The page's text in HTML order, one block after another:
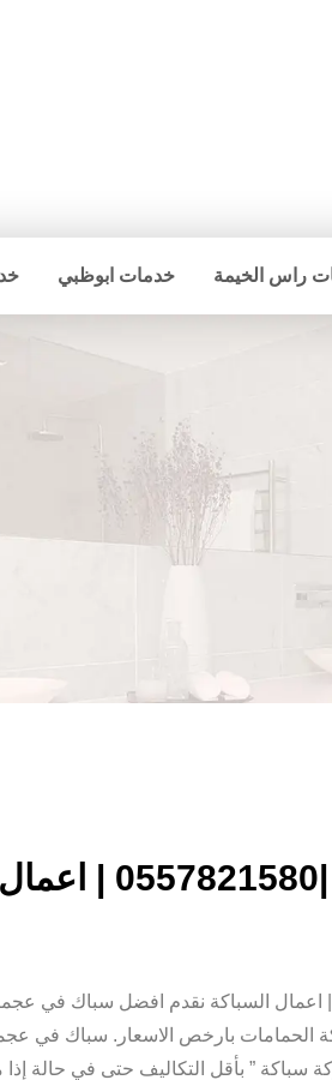
راس الخيمة خدمات ابوظبي
في عجمان |0557821580 | اعمال السباكة نقدم افضل سباك
الحمامات بارخص الاسعار. سباك في
” بأقل التكاليف حتى في حالة إذا